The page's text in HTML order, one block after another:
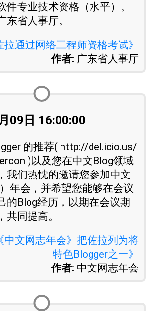
件专业技术资格（水平）。
东省人事厅。
拉通过网络工程师资格考试》
作者: 广东省人事厅
09日 16:00:00
的推荐( http://del.icio.us/
)以及您在中文Blog领域
我们热忱的邀请您参加中文
年会，并希望您能够在会议
的Blog经历，以期在会议期
共同提高。
中文网志年会》把佐拉列为将
特色Blogger之一》
作者: 中文网志年会